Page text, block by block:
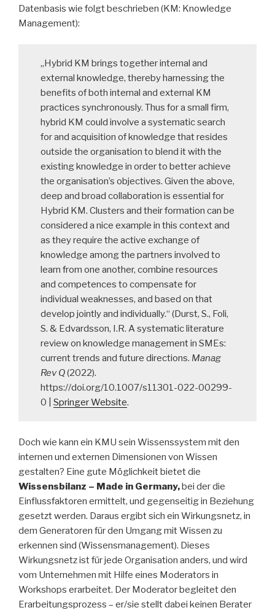
Datenbasis wie folgt beschrieben (KM: Knowledge
Management):
„Hybrid KM brings together internal and
external knowledge, thereby harnessing the
benefits of both internal and external KM
practices synchronously. Thus for a small firm,
hybrid KM could involve a systematic search
for and acquisition of knowledge that resides
outside the organisation to blend it with the
existing knowledge in order to better achieve
the organisation’s objectives. Given the above,
deep and broad collaboration is essential for
Hybrid KM. Clusters and their formation can be
considered a nice example in this context and
as they require the active exchange of
knowledge among the partners involved to
learn from one another, combine resources
and competences to compensate for
individual weaknesses, and based on that
develop jointly and individually.“ (Durst, S., Foli,
S. & Edvardsson, I.R. A systematic literature
review on knowledge management in SMEs:
current trends and future directions. Manag
Rev Q(2022).
https://doi.org/10.1007/s11301-022-00299-
0 | Springer Website.
Doch wie kann ein KMU sein Wissenssystem mit den
internen und externen Dimensionen von Wissen
gestalten? Eine gute Möglichkeit bietet die
Wissensbilanz – Made in Germany,bei der die
Einflussfaktoren ermittelt, und gegenseitig in Beziehung
gesetzt werden. Daraus ergibt sich ein Wirkungsnetz, in
dem Generatoren für den Umgang mit Wissen zu
erkennen sind (Wissensmanagement). Dieses
Wirkungsnetz ist für jede Organisation anders, und wird
vom Unternehmen mit Hilfe eines Moderators in
Workshops erarbeitet. Der Moderator begleitet den
Erarbeitungsprozess – er/sie stellt dabei keinen Berater